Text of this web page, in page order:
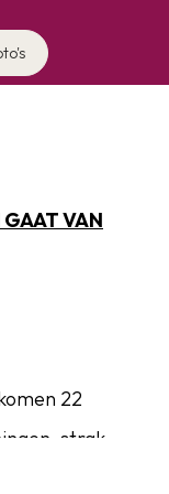
VAN
22
strak
én prachtig